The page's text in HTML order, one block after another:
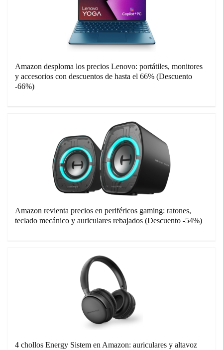
Amazon desploma los precios Lenovo: portátiles, monitores
y accesorios con descuentos de hasta el 66% (Descuento
-66%)
Amazon revienta precios en periféricos gaming: ratones,
teclado mecánico y auriculares rebajados (Descuento -54%)
4 chollos Energy Sistem en Amazon: auriculares y altavoz